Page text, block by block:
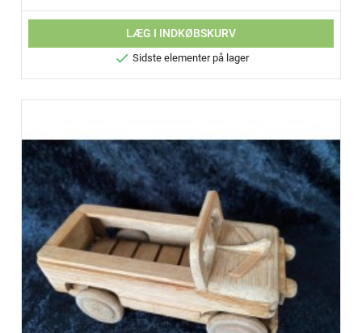
LÆG I INDKØBSKURV
 Sidste elementer på lager